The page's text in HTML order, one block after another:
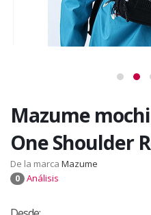
Mazume
One Shoulder
De la marca Mazume
0 Análisis